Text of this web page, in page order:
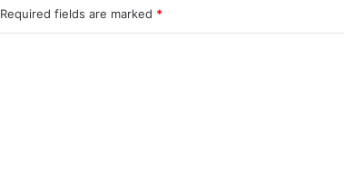
Required fields are marked *